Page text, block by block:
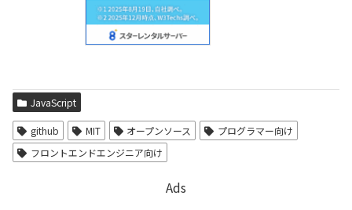
JavaScript
github MIT オープンソース
プログラマー向け
フロントエンドエンジニア向け
Ads